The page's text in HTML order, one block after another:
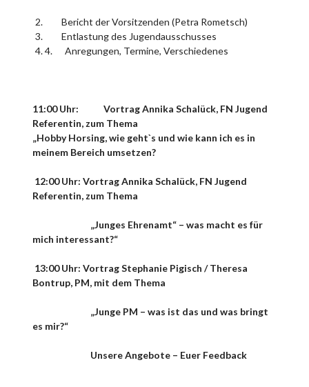
Bericht der Vorsitzenden (Petra Rometsch)
Entlastung des Jugendausschusses
4. Anregungen, Termine, Verschiedenes
11:00 Uhr: Vortrag Annika Schalück, FN Jugend
Referentin, zum Thema
„Hobby Horsing, wie geht`s und wie kann ich es in
meinem Bereich umsetzen?
12:00 Uhr: Vortrag Annika Schalück, FN Jugend
Referentin, zum Thema
„Junges Ehrenamt“ – was macht es für
mich interessant?“
13:00 Uhr: Vortrag Stephanie Pigisch / Theresa
Bontrup, PM, mit dem Thema
„Junge PM – was ist das und was bringt
es mir?“
Unsere Angebote – Euer Feedback